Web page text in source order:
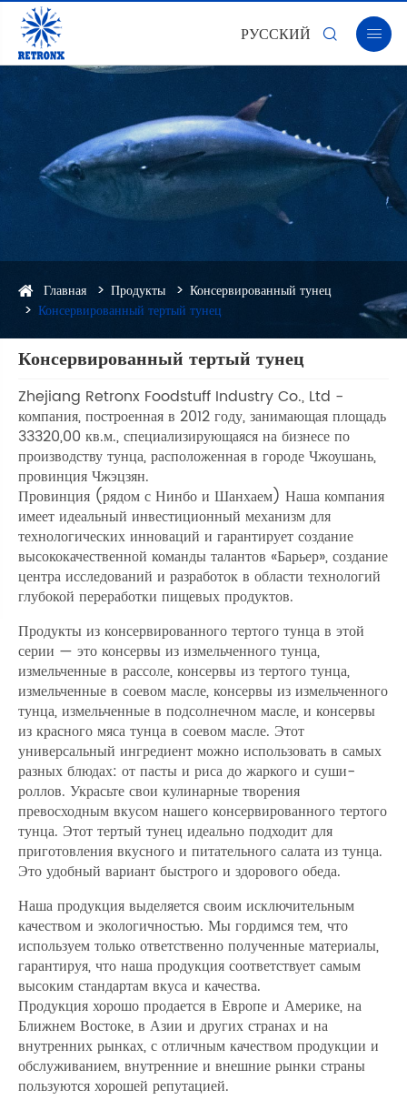
РУССКИЙ  
Главная Продукты
Консервированный тунец
Консервированный тертый тунец
Консервированный тертый тунец
Zhejiang Retronx Foodstuff Industry Co., Ltd -
компания, построенная в 2012 году, занимающая площадь
33320,00 кв.м., специализирующаяся на бизнесе по
производству тунца, расположенная в городе Чжоушань,
провинция Чжэцзян.
Провинция (рядом с Нинбо и Шанхаем) Наша компания
имеет идеальный инвестиционный механизм для
технологических инноваций и гарантирует создание
высококачественной команды талантов «Барьер», создание
центра исследований и разработок в области технологий
глубокой переработки пищевых продуктов.
Продукты из консервированного тертого тунца в этой
серии — это консервы из измельченного тунца,
измельченные в рассоле, консервы из тертого тунца,
измельченные в соевом масле, консервы из измельченного
тунца, измельченные в подсолнечном масле, и консервы
из красного мяса тунца в соевом масле. Этот
универсальный ингредиент можно использовать в самых
разных блюдах: от пасты и риса до жаркого и суши-
роллов. Украсьте свои кулинарные творения
превосходным вкусом нашего консервированного тертого
тунца. Этот тертый тунец идеально подходит для
приготовления вкусного и питательного салата из тунца.
Это удобный вариант быстрого и здорового обеда.
Наша продукция выделяется своим исключительным
качеством и экологичностью. Мы гордимся тем, что
используем только ответственно полученные материалы,
гарантируя, что наша продукция соответствует самым
высоким стандартам вкуса и качества.
Продукция хорошо продается в Европе и Америке, на
Ближнем Востоке, в Азии и других странах и на
внутренних рынках, с отличным качеством продукции и
обслуживанием, внутренние и внешние рынки страны
пользуются хорошей репутацией.